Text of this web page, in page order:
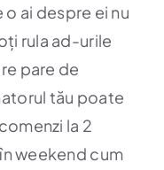
ai despre ei nu
rula ad-urile
pare de
tău poate
la 2
weekend cum